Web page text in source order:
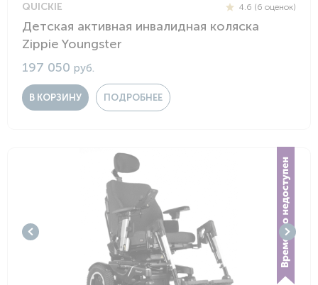
QUICKIE 4.6 (6 оценок)
Детская активная инвалидная коляска
Zippie Youngster
197 050 руб.
В КОРЗИНУ ПОДРОБНЕЕ